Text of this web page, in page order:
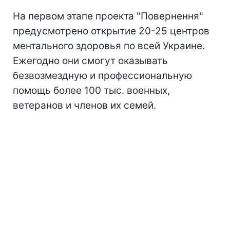
На первом этапе проекта "Повернення"
предусмотрено открытие 20-25 центров
ментального здоровья по всей Украине.
Ежегодно они смогут оказывать
безвозмездную и профессиональную
помощь более 100 тыс. военных,
ветеранов и членов их семей.